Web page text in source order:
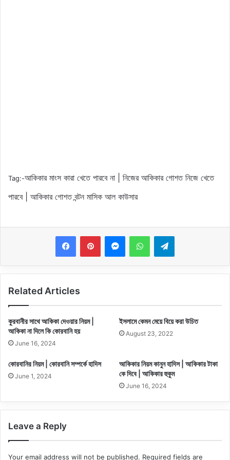
Tag:-আকিকার মাংস কারা খেতে পারবে না | নিজের আকিকার গোশত নিজে খেতে
পারবে | আকিকার গোশত বন্টন মাসিক আল কাউসার
MessengerWhatsAppTelegram
Related Articles
কুরবানীর সাথে আকিকা দেওয়ার নিয়ম |
আকিকা না দিলে কি কোরবানি হয়
June 16, 2024
ইসলামে কেমন মেয়ে বিয়ে করা উচিত
August 23, 2022
কোরবানির নিয়ম | কোরবানি সম্পর্কে হাদিস
June 1, 2024
আকিকার নিয়ম কানুন হাদিস | আকিকার টাকা
কে দিবে | আকিকার হুকুম
June 16, 2024
Leave a Reply
Your email address will not be published. Required fields are